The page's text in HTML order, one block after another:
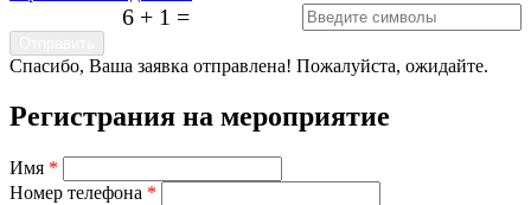
6 + 1 =
Спасибо, Ваша заявка отправлена! Пожалуйста, ожидайте.
Регистрания на мероприятие
Имя *
Номер телефона *